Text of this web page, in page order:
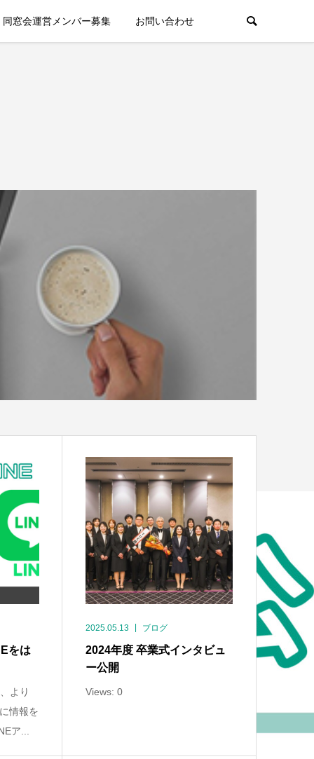
同窓会運営メンバー募集 お問い合わせ
をは
より
情報を
ア...
2025.05.13 ブログ
2024年度 卒業式インタビュ
ー公開
Views: 0